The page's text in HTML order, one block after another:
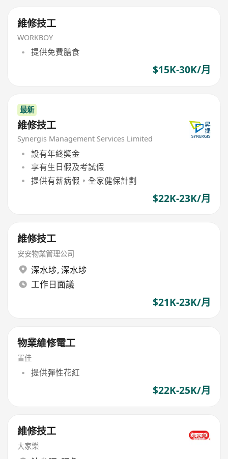
維修技工
WORKBOY
提供免費膳食
$15K-30K/月
最新
維修技工
Synergis Management Services Limited
設有年終獎金
享有生日假及考試假
提供有薪病假，全家健保計劃
$22K-23K/月
維修技工
安安物業管理公司
深水埗, 深水埗
工作日面議
$21K-23K/月
物業維修電工
置佳
提供彈性花紅
$22K-25K/月
維修技工
大家樂